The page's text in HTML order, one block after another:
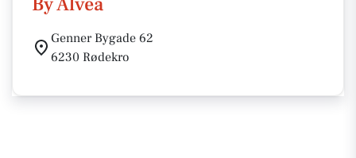
Genner Bygade 62
6230 Rødekro